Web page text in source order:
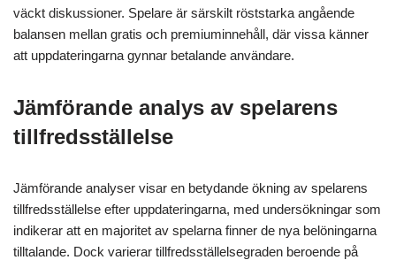
väckt diskussioner. Spelare är särskilt röststarka angående
balansen mellan gratis och premiuminnehåll, där vissa känner
att uppdateringarna gynnar betalande användare.
Jämförande analys av spelarens
tillfredsställelse
Jämförande analyser visar en betydande ökning av spelarens
tillfredsställelse efter uppdateringarna, med undersökningar som
indikerar att en majoritet av spelarna finner de nya belöningarna
tilltalande. Dock varierar tillfredsställelsegraden beroende på